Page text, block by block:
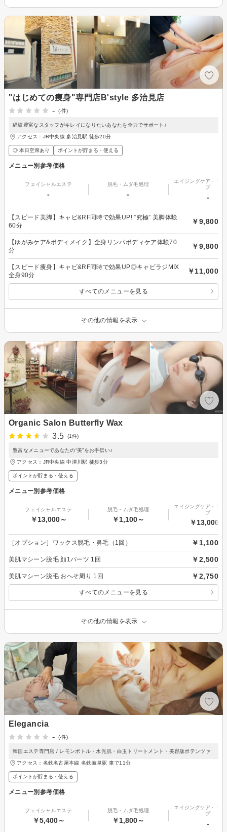
"はじめての痩身"専門店B'style 多治見店
-
(-件)
経験豊富なスタッフがキレイになりたいあなたを全力でサポート♪
アクセス：JR中央線 多治見駅 徒歩20分
◎ 本日空席あり ポイントが貯まる・使える
メニュー別参考価格
フェイシャルエステ
-
脱毛・ムダ毛処理
-
エイジングケア・リ
プ
-
【スピード美脚】キャビ&RF同時で効果UP! ”究極” 美脚体験
60分
￥9,800
【ゆがみケア&ボディメイク】全身リンパボディケア体験70
分
￥9,800
【スピード痩身】キャビ&RF同時で効果UP◎キャビラジMIX
全身90分
￥11,000
すべてのメニューを見る
その他の情報を表示
Organic Salon Butterfly Wax
3.5
(1件)
豊富なメニューであなたの“美”をお手伝い♪
アクセス：JR中央線 中津川駅 徒歩3分
ポイントが貯まる・使える
メニュー別参考価格
フェイシャルエステ
￥13,000～
脱毛・ムダ毛処理
￥1,100～
エイジングケア・リ
プ
￥13,000～
［オプション］ワックス脱毛・鼻毛（1回） ￥1,100
美肌マシーン脱毛 顔1パーツ 1回 ￥2,500
美肌マシーン脱毛 おへそ周り 1回 ￥2,750
すべてのメニューを見る
その他の情報を表示
Elegancia
-
(-件)
韓国エステ専門店 / レモンボトル・水光肌・白玉トリートメント・美容版ポテンツァ
アクセス：名鉄名古屋本線 名鉄岐阜駅 車で11分
ポイントが貯まる・使える
メニュー別参考価格
フェイシャルエステ
￥5,400～
脱毛・ムダ毛処理
￥1,800～
エイジングケア・リ
プ
-